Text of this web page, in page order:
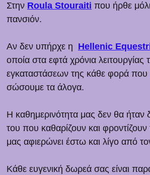
Στην Roula Stouraiti που ήρθε
πανσιόν.
Αν δεν υπήρχε η Hellenic
οποία στα εφτά χρόνια
εγκαταστάσεων της κάθε φορά
σώσουμε τα άλογα.
Η καθημερινότητα μας δεν θα ήταν
του που καθαρίζουν και
μας αφιερώνει έστω και λίγο από
Κάθε ευγενική δωρεά σας είναι